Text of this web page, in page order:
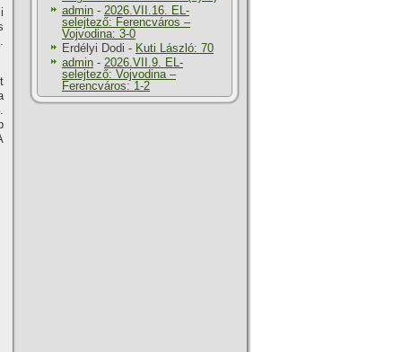
admin - 2026.VII.16. EL-
selejtező: Ferencváros –
Vojvodina: 3-0
Erdélyi Dodi - Kuti László: 70
admin - 2026.VII.9. EL-
selejtező: Vojvodina –
Ferencváros: 1-2